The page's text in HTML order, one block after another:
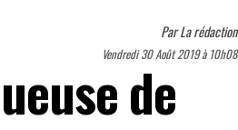
ParLa rédaction
Vendredi 30 Août 2019 à 10h08
de